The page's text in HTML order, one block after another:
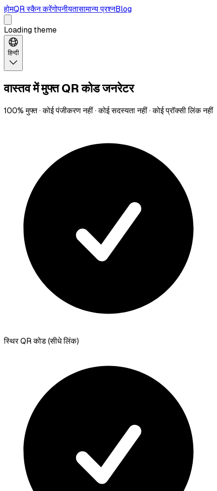
होमQR स्कैन करेंगोपनीयतासामान्य प्रश्नBlog
Loading theme
हिन्दी
वास्तव में मुफ्त QR कोड जनरेटर
100% मुफ्त · कोई पंजीकरण नहीं · कोई सदस्यता नहीं · कोई प्रॉक्सी लिंक नहीं
स्थिर QR कोड (सीधे लिंक)